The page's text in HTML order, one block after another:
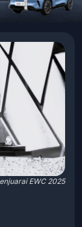
EWC 2025